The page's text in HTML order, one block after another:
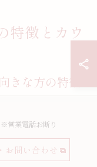
特徴とカウ
な方の特徴
方に人気です
りません。不向
感な方やアレル
方が挙げられま
営業電話お断り
お問い合わせ